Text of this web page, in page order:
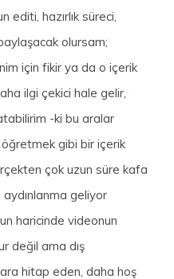
editi, hazırlık süreci,
olursam;
için fikir ya da o içerik
ilgi çekici hale gelir,
-ki bu aralar
gibi bir içerik
çok uzun süre kafa
geliyor
haricinde videonun
değil ama dış
hitap eden, daha hoş